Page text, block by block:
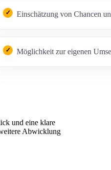
Einschätzung von Chancen
Möglichkeit zur eigenen
und eine klare
Abwicklung